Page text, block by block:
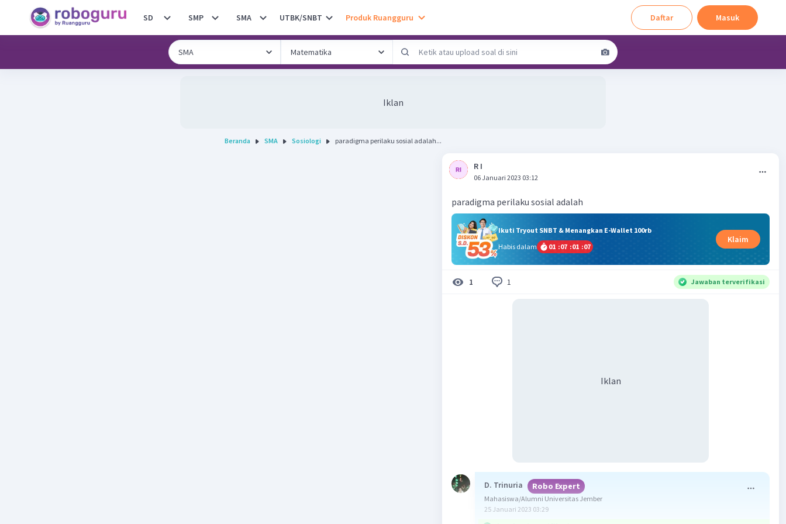
SD SMP SMA UTBK/SNBT Produk Ruangguru Daftar Masuk
Iklan
Beranda SMA Sosiologi paradigma perilaku sosial adalah...
R I
06 Januari 2023 03:12
paradigma perilaku sosial adalah
Ikuti Tryout SNBT & Menangkan E-Wallet 100rb
Habis dalam
01 :07 :01 :07
Klaim
1 1 Jawaban terverifikasi
Iklan
D. Trinuria Robo Expert
Mahasiswa/Alumni Universitas Jember
25 Januari 2023 03:29